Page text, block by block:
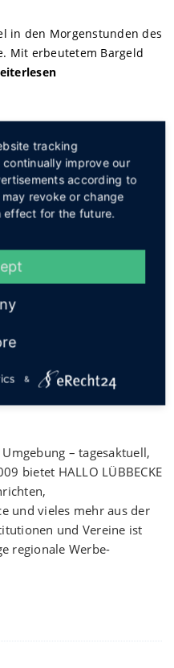
in den Morgenstunden des
Mit erbeutetem Bargeld
– tagesaktuell,
bietet HALLO LÜBBECKE
und vieles mehr aus der
und Vereine ist
regionale Werbe-
tracking
improve our
according to
revoke or change
effect for the future.
&